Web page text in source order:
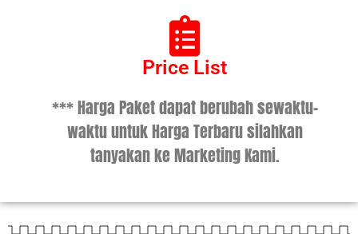
Price List
*** Harga Paket dapat berubah sewaktu-
waktu untuk Harga Terbaru silahkan
tanyakan ke Marketing Kami.